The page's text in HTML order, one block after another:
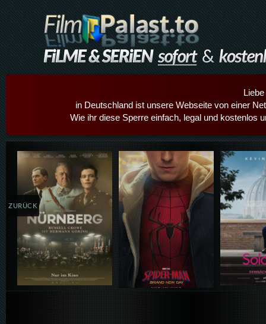
in Deutschland ist unsere Webseite von einer
Wie ihr diese Sperre einfach, legal und kostenlos
Details,Play Details,Play
ZURÜCK